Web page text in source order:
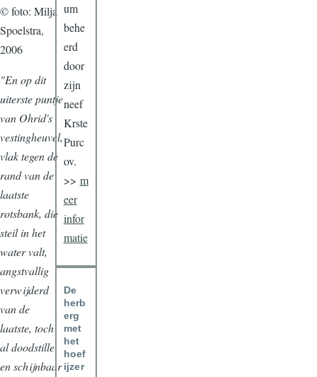
© foto: Milja
Spoelstra,
2006
"En op dit
uiterste puntje
van Ohrid's
vestingheuvel,
vlak tegen de
rand van de
laatste
rotsbank, die
steil in het
water valt,
angstvallig
verwijderd
van de
laatste, toch
al doodstille
en schijnbaar
um
behe
erd
door
zijn
neef
Krste
Purc
ov.
>> m
eer
infor
matie
De
herb
erg
met
het
hoef
ijzer